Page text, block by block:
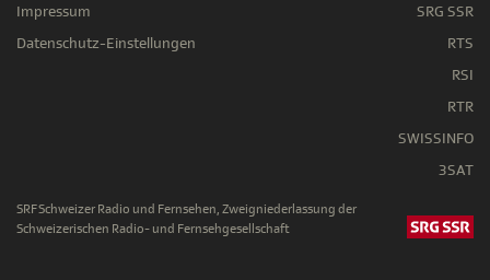
Impressum
Datenschutz-Einstellungen
SRG SSR
RTS
RSI
RTR
SWISSINFO
3SAT
SRF Schweizer Radio und Fernsehen, Zweigniederlassung der
Schweizerischen Radio- und Fernsehgesellschaft